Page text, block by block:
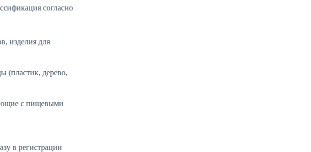
согласно
изделия для
(пластик, дерево,
с пищевыми
в регистрации